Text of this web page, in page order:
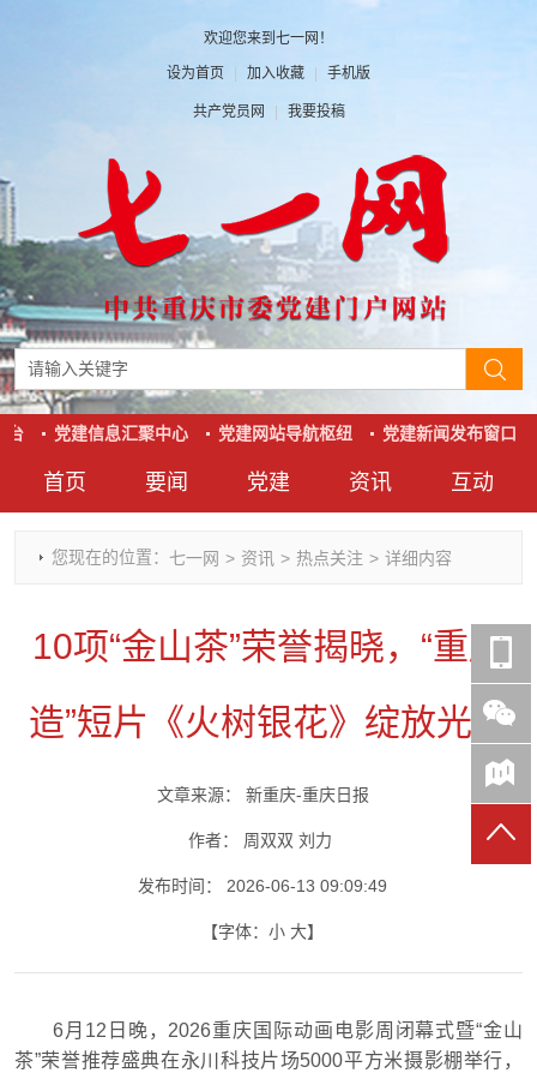
欢迎您来到七一网！
设为首页 | 加入收藏 | 手机版
共产党员网 | 我要投稿
首页 要闻
时政要闻
干部任免
七一视角
党建
党建动态
人才工作
作风建设
资讯
热点关注
党刊好文
党史参阅
互动
红岩评论
七一文学
七一号
党建信息汇聚中心 党建网站导航枢纽 党建新闻发布窗口
您现在的位置： 七一网 > 资讯 > 热点关注 > 详细内容
10项“金山茶”荣誉揭晓，“重庆
造”短片《火树银花》绽放光彩
文章来源： 新重庆-重庆日报
作者： 周双双 刘力
发布时间： 2026-06-13 09:09:49
【字体： 小 大】
6月12日晚，2026重庆国际动画电影周闭幕式暨“金山
茶”荣誉推荐盛典在永川科技片场5000平方米摄影棚举行，